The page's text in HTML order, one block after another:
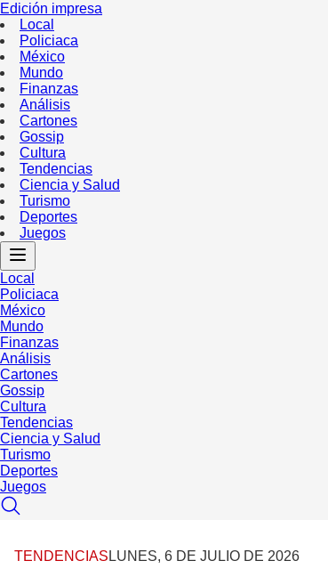
Edición impresa
Local
Policiaca
México
Mundo
Finanzas
Análisis
Cartones
Gossip
Cultura
Tendencias
Ciencia y Salud
Turismo
Deportes
Juegos
Local
Policiaca
México
Mundo
Finanzas
Análisis
Cartones
Gossip
Cultura
Tendencias
Ciencia y Salud
Turismo
Deportes
Juegos
TENDENCIAS LUNES, 6 DE JULIO DE 2026